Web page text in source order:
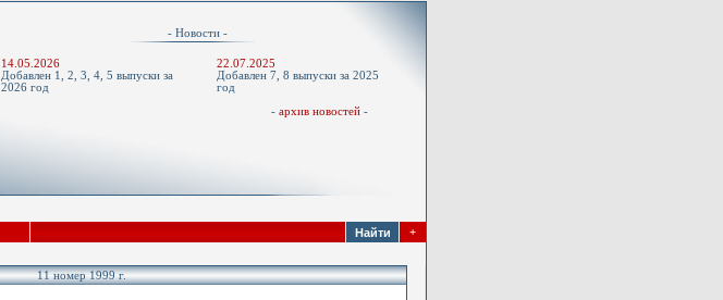
- Новости -
14.05.2026
Добавлен 1, 2, 3, 4, 5 выпуски за
2026 год
22.07.2025
Добавлен 7, 8 выпуски за 2025
год
- архив новостей -
+
11 номер 1999 г.